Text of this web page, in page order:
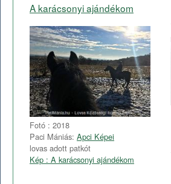
A karácsonyi ajándékom
Fotó : 2018
Paci Mániás: Apci Képei
lovas adott patkót
Kép : A karácsonyi ajándékom